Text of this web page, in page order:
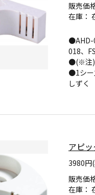
販売価
在庫：
●AHD-
018、
●(※注)
●1シー
しずく
アピ
3980円
販売価
在庫：